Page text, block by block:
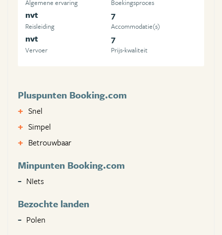
Algemene ervaring Boekingsproces
nvt
Reisleiding
7
Accommodatie(s)
nvt
Vervoer
7
Prijs-kwaliteit
Pluspunten Booking.com
Snel
Simpel
Betrouwbaar
Minpunten Booking.com
NIets
Bezochte landen
Polen